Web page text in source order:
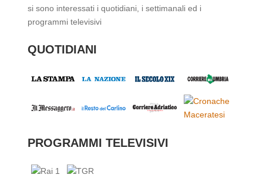
si sono interessati i quotidiani, i settimanali ed i
programmi televisivi
QUOTIDIANI
PROGRAMMI TELEVISIVI